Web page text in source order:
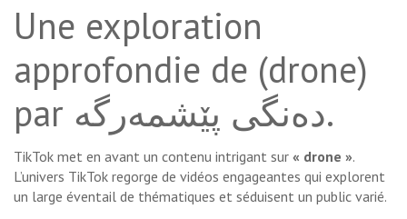
Une exploration
approfondie de (drone)
par دەنگی پێشمەرگە.
TikTok met en avant un contenu intrigant sur « drone ».
L’univers TikTok regorge de vidéos engageantes qui explorent
un large éventail de thématiques et séduisent un public varié.